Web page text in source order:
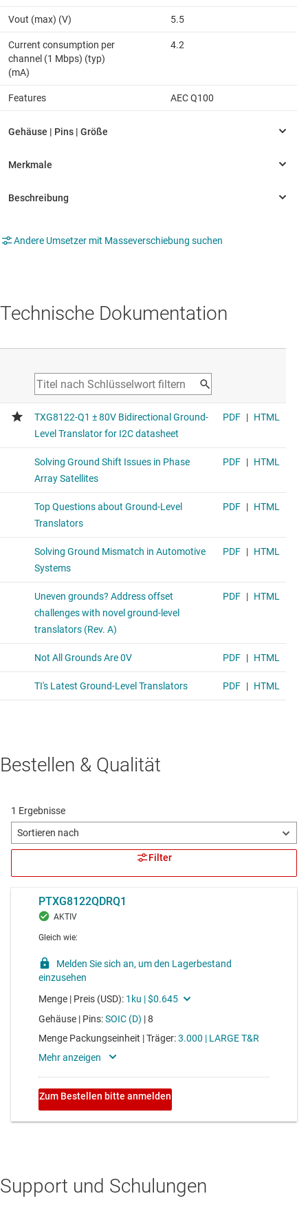
Vout (max) (V) 5.5
Current consumption per
channel (1 Mbps) (typ)
(mA)
4.2
Features AEC Q100
Andere Umsetzer mit Masseverschiebung suchen
Technische Dokumentation
Bestellen & Qualität
Support und Schulungen